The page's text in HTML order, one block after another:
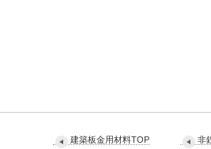
建築板金用材料TOP 非